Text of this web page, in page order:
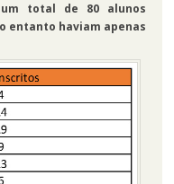
total de 80 alunos
entanto haviam apenas